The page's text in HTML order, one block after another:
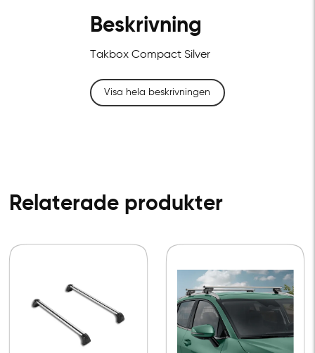
Beskrivning
Takbox Compact Silver
Visa hela beskrivningen
Relaterade produkter